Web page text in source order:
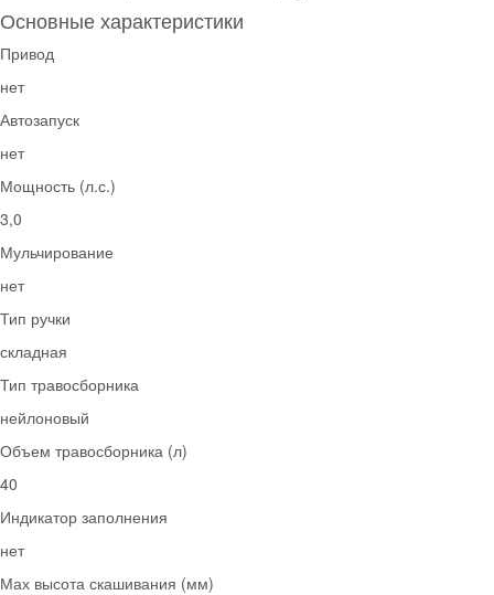
Основные характеристики
Привод
нет
Автозапуск
нет
Мощность (л.с.)
3,0
Мульчирование
нет
Тип ручки
складная
Тип травосборника
нейлоновый
Объем травосборника (л)
40
Индикатор заполнения
нет
Мах высота скашивания (мм)